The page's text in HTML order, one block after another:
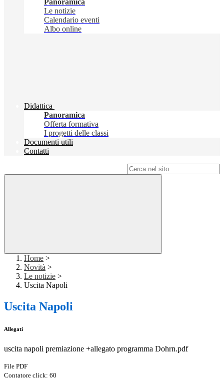
Panoramica
Le notizie
Calendario eventi
Albo online
Didattica
Panoramica
Offerta formativa
I progetti delle classi
Documenti utili
Contatti
Home >
Novità >
Le notizie >
Uscita Napoli
Uscita Napoli
Allegati
uscita napoli premiazione +allegato programma Dohrn.pdf
File PDF
Contatore click: 60